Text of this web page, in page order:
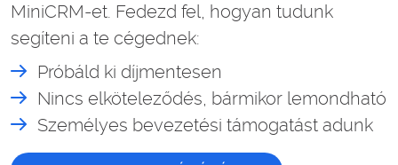
MiniCRM-et. Fedezd fel, hogyan tudunk
segíteni a te cégednek:
Próbáld ki díjmentesen
Nincs elköteleződés, bármikor lemondható
Személyes bevezetési támogatást adunk